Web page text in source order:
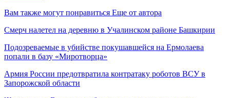
Вам также могут понравиться Еще от автора
Смерч налетел на деревню в Учалинском районе Башкирии
Подозреваемые в убийстве покушавшейся на Ермолаева
попали в базу «Миротворца»
Армия России предотвратила контратаку роботов ВСУ в
Запорожской области